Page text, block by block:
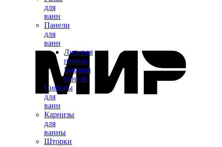
для
ванн
Панели
для
ванн
Лицевая
панель
Боковая
панель
Сифоны
для
ванн
Карнизы
для
ванны
Шторки